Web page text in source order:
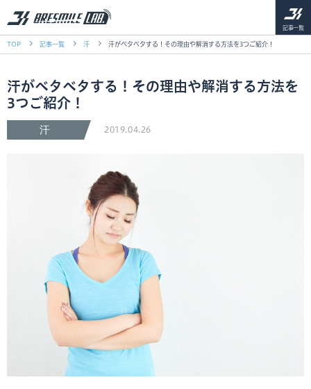
記事一覧
TOP 記事一覧 汗 汗がベタベタする！その理由や解消する方法を3つご紹介！
汗がベタベタする！その理由や解消する方法を
3つご紹介！
汗 2019.04.26